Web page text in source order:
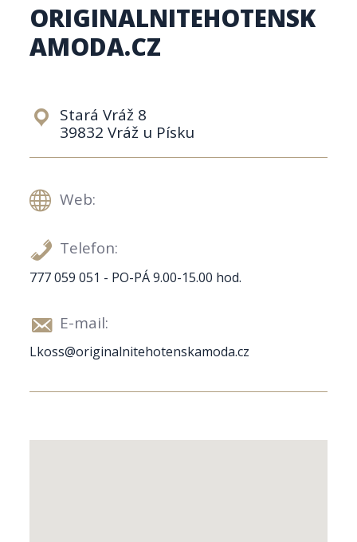
ORIGINALNITEHOTENSK
AMODA.CZ
Stará Vráž 8
39832 Vráž u Písku
Web:
Telefon:
777 059 051 - PO-PÁ 9.00-15.00 hod.
E-mail:
Lkoss@originalnitehotenskamoda.cz